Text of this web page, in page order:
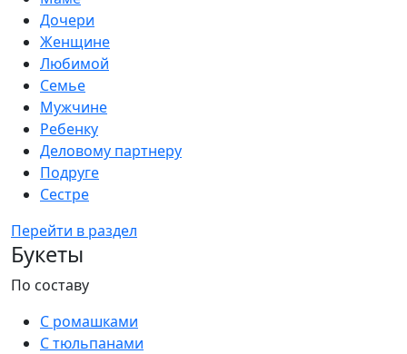
Дочери
Женщине
Любимой
Семье
Мужчине
Ребенку
Деловому партнеру
Подруге
Сестре
Перейти в раздел
Букеты
По составу
С ромашками
С тюльпанами